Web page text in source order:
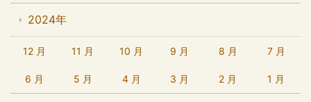
2024年
12 月 11 月 10 月 9 月 8 月 7 月
6 月 5 月 4 月 3 月 2 月 1 月